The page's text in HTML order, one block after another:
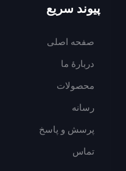
پیوند سریع
صفحه اصلی
دربارهٔ ما
محصولات
رسانه
پرسش و پاسخ
تماس